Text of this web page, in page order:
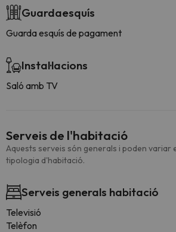
Guardaesquís
Guarda esquís de pagament
Instal·lacions
Saló amb TV
Serveis de l'habitació
Aquests serveis són generals i poden variar
tipologia d'habitació.
Serveis generals habitació
Televisió
Telèfon